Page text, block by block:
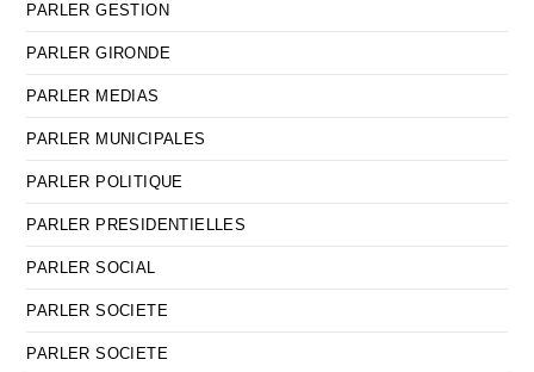
PARLER GESTION
PARLER GIRONDE
PARLER MEDIAS
PARLER MUNICIPALES
PARLER POLITIQUE
PARLER PRESIDENTIELLES
PARLER SOCIAL
PARLER SOCIETE
PARLER SOCIETE